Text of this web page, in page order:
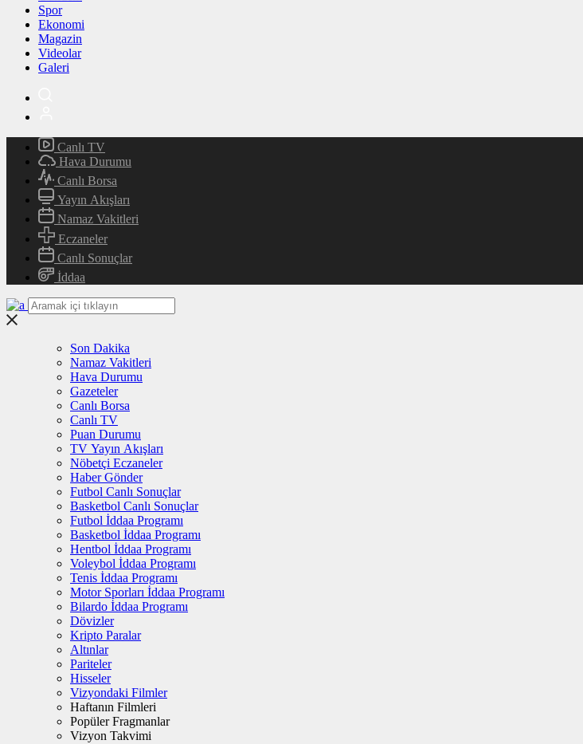
Spor
Ekonomi
Magazin
Videolar
Galeri
Canlı TV
Hava Durumu
Canlı Borsa
Yayın Akışları
Namaz Vakitleri
Eczaneler
Canlı Sonuçlar
İddaa
Son Dakika
Namaz Vakitleri
Hava Durumu
Gazeteler
Canlı Borsa
Canlı TV
Puan Durumu
TV Yayın Akışları
Nöbetçi Eczaneler
Haber Gönder
Futbol Canlı Sonuçlar
Basketbol Canlı Sonuçlar
Futbol İddaa Programı
Basketbol İddaa Programı
Hentbol İddaa Programı
Voleybol İddaa Programı
Tenis İddaa Programı
Motor Sporları İddaa Programı
Bilardo İddaa Programı
Dövizler
Kripto Paralar
Altınlar
Pariteler
Hisseler
Vizyondaki Filmler
Haftanın Filmleri
Popüler Fragmanlar
Vizyon Takvimi